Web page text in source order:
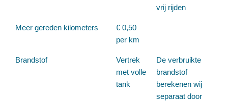
vrij rijden
Meer gereden kilometers
€ 0,50
per km
Brandstof
Vertrek
met volle
tank
De verbruikte
brandstof
berekenen wij
separaat door